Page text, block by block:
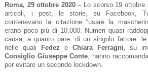
Roma, 29 ottobre 2020– Lo scorso 19 ottobre
articoli, i post, le storie, su Facebook,
contenevano la citazione “usare la
erano poco più di 10.000. Numeri quasi
causa, a quanto pare, di un singolo fattore:
nelle quali
Fedez e Chiara Ferragni , su
Consiglio Giuseppe Conte , hanno
per evitare un secondo lockdown.